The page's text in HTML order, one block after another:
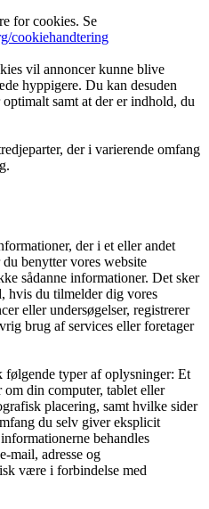
for cookies. Se
cookiehandtering
vil annoncer kunne blive
hyppigere. Du kan desuden
samt at der er indhold, du
der i varierende omfang
der i et eller andet
benytter vores website
sådanne informationer. Det sker
hvis du tilmelder dig vores
eller undersøgelser, registrerer
brug af services eller foretager
typer af oplysninger: Et
din computer, tablet eller
placering, samt hvilke sider
du selv giver eksplicit
behandles
mail, adresse og
være i forbindelse med